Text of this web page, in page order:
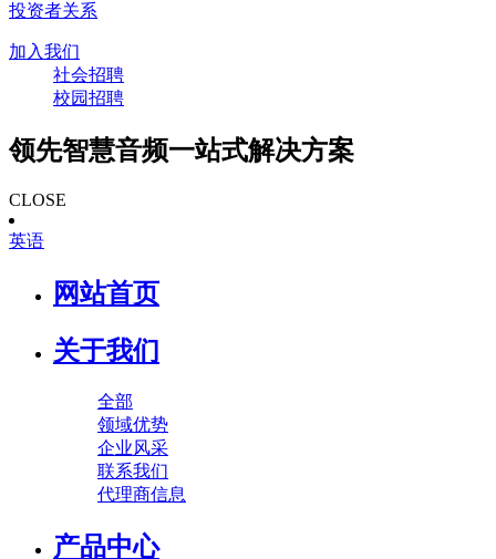
投资者关系
加入我们
社会招聘
校园招聘
领先智慧音频一站式解决方案
CLOSE
英语
网站首页
关于我们
全部
领域优势
企业风采
联系我们
代理商信息
产品中心